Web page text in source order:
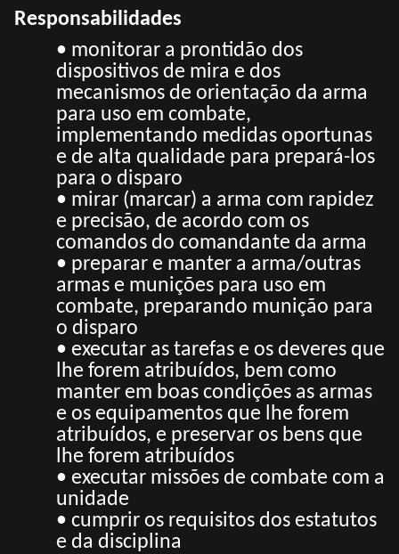
Responsabilidades
• monitorar a prontidão dos
dispositivos de mira e dos
mecanismos de orientação da arma
para uso em combate,
implementando medidas oportunas
e de alta qualidade para prepará-los
para o disparo
• mirar (marcar) a arma com rapidez
e precisão, de acordo com os
comandos do comandante da arma
• preparar e manter a arma/outras
armas e munições para uso em
combate, preparando munição para
o disparo
• executar as tarefas e os deveres que
lhe forem atribuídos, bem como
manter em boas condições as armas
e os equipamentos que lhe forem
atribuídos, e preservar os bens que
lhe forem atribuídos
• executar missões de combate com a
unidade
• cumprir os requisitos dos estatutos
e da disciplina